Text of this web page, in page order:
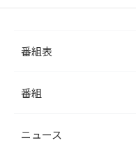
番組表
番組
ニュース